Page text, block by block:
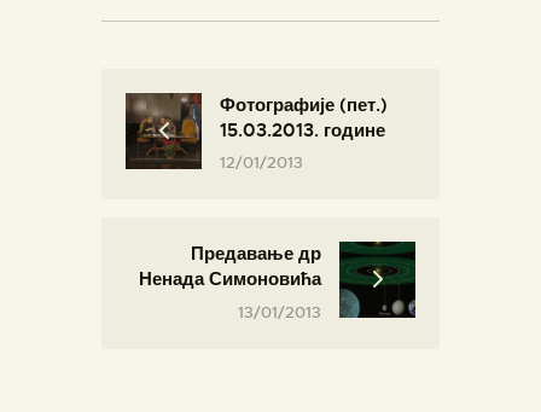
Фотографије (пет.)
15.03.2013. године
12/01/2013
Предавање др
Ненада Симоновића
13/01/2013